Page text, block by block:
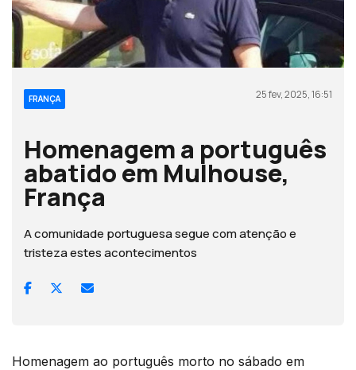
FRANÇA 25 fev, 2025, 16:51
Homenagem a português
abatido em Mulhouse,
França
A comunidade portuguesa segue com atenção e
tristeza estes acontecimentos
Homenagem ao português morto no sábado em